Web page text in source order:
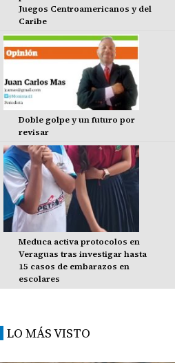
Juegos Centroamericanos y del
Caribe
Doble golpe y un futuro por
revisar
Meduca activa protocolos en
Veraguas tras investigar hasta
15 casos de embarazos en
escolares
LO MÁS VISTO